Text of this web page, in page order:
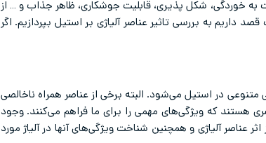
خوردگی، شکل پذیری، قابلیت جوشکاری، ظاهر جذاب و … از
داریم به بررسی تاثیر عناصر آلیاژی بر استیل بپردازیم. اگر
در استیل می‌شود. البته برخی از عناصر همراه ناخالصی
که ویژگی‌های مهمی را برای ما فراهم می‌کنند. وجود
عناصر آلیاژی و همچنین شناخت ویژگی‌های آنها در آلیاژ مورد